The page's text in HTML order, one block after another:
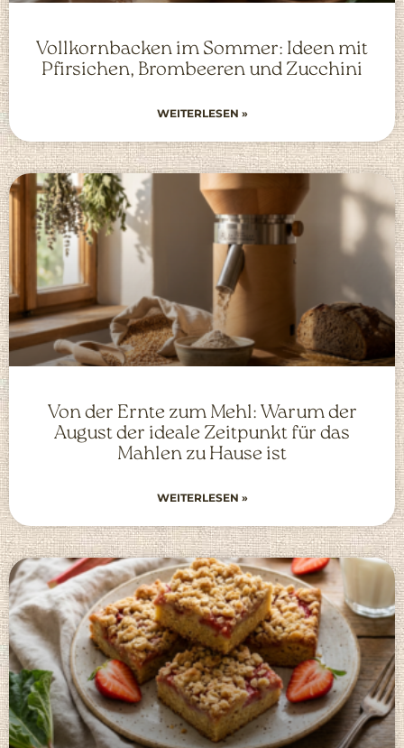
Vollkornbacken im Sommer: Ideen mit
Pfirsichen, Brombeeren und Zucchini
WEITERLESEN »
Von der Ernte zum Mehl: Warum der
August der ideale Zeitpunkt für das
Mahlen zu Hause ist
WEITERLESEN »